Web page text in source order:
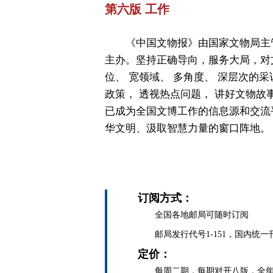
第六版 工作
《中国文物报》由国家文物局主
主办。坚持正确导向，服务大局，
位、 宽领域、 多角度、 深层次的
政策， 透视热点问题， 讲好文物故
已成为全国文博工作的信息源和交
华文明、汲取智慧力量的窗口阵地。
订阅方式：
全国各地邮局可随时订阅
邮局发行代号1-151，国内统一
定价：
每周二期，每期对开八版，全年